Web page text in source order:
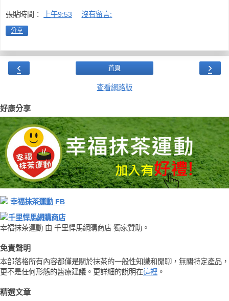
張貼時間： 上午9:53 沒有留言:
分享
‹ ›
首頁
查看網路版
好康分享
幸福抹茶運動 FB
千里悍馬網購商店
幸福抹茶運動 由 千里悍馬網購商店 獨家贊助。
免責聲明
本部落格所有內容都僅是關於抹茶的一般性知識和閒聊，無關特定產品，
更不是任何形態的醫療建議。更詳細的說明在這裡 。
精選文章